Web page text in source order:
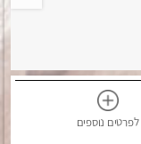
לפרטים נוספים